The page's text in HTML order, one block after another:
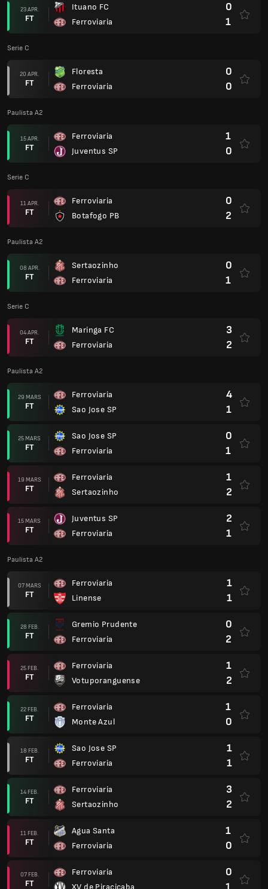
23 APR.
FT
Ituano FC
Ferroviaria
0
1
Serie C
20 APR.
FT
Floresta
Ferroviaria
0
0
Paulista A2
15 APR.
FT
Ferroviaria
Juventus SP
1
0
Serie C
11 APR.
FT
Ferroviaria
Botafogo PB
0
2
Paulista A2
08 APR.
FT
Sertaozinho
Ferroviaria
0
1
Serie C
04 APR.
FT
Maringa FC
Ferroviaria
3
2
Paulista A2
29 MARS
FT
Ferroviaria
Sao Jose SP
4
1
25 MARS
FT
Sao Jose SP
Ferroviaria
0
1
19 MARS
FT
Ferroviaria
Sertaozinho
1
2
15 MARS
FT
Juventus SP
Ferroviaria
2
1
Paulista A2
07 MARS
FT
Ferroviaria
Linense
1
1
28 FEB.
FT
Gremio Prudente
Ferroviaria
0
2
25 FEB.
FT
Ferroviaria
Votuporanguense
1
2
22 FEB.
FT
Ferroviaria
Monte Azul
1
0
18 FEB.
FT
Sao Jose SP
Ferroviaria
1
1
14 FEB.
FT
Ferroviaria
Sertaozinho
3
2
11 FEB.
FT
Agua Santa
Ferroviaria
1
0
07 FEB.
FT
Ferroviaria
XV de Piracicaba
0